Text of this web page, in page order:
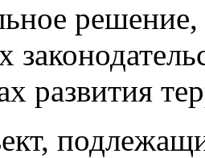
развития